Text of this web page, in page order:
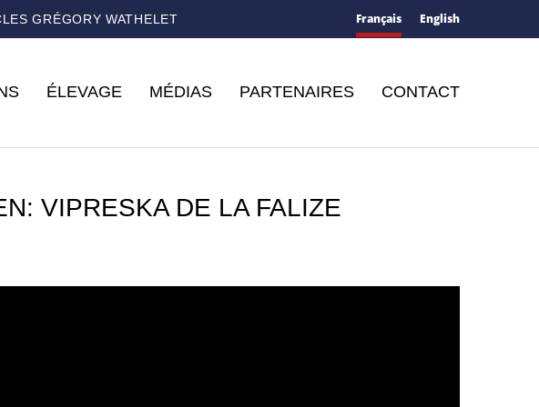
GRÉGORY WATHELET Français English
ÉLEVAGE MÉDIAS PARTENAIRES CONTACT
VIPRESKA DE LA FALIZE